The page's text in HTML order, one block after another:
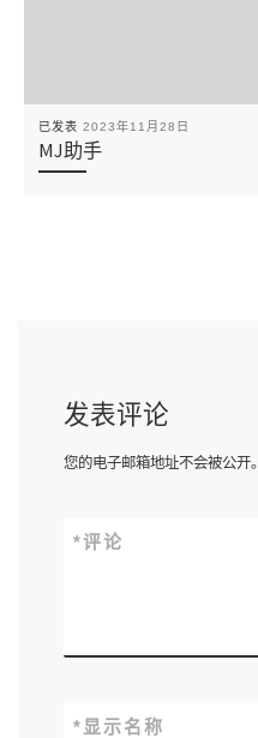
已发表 2023年11月28日
MJ助手
发表评论
您的电子邮箱地址不会被公开。
评论
*
显示名称
*